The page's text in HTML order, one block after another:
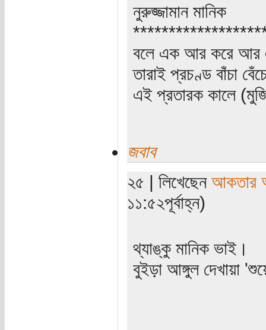
নুরুজ্জামান মানিক
বলে এক আর করে আর
তারাই প্রচণ্ড বাঁচা
এই প্রতারক কালে
জবাব
২৫ | লিখেছেন আকতার
১১:৫২পূর্বাহ্ন)
থ্যাঙ্কু মানিক ভাই।
বুইড়া আঙ্গুল দেখায়া